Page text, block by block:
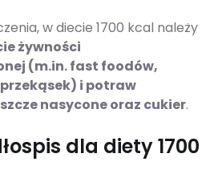
w diecie 1700 kcal należy
żywności
(m.in. fast foodów,
przekąsek) i potraw
nasycone oraz cukier.
dla diety 1700